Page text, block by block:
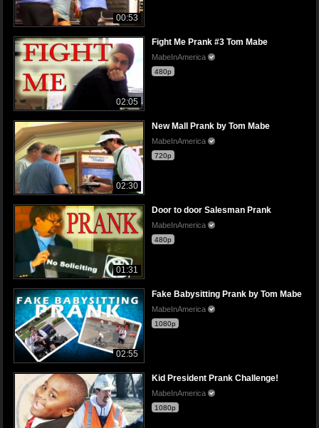
00:53
02:05
Fight Me Prank #3 Tom Mabe
MabeInAmerica
480p
02:30
New Mall Prank by Tom Mabe
MabeInAmerica
720p
01:31
Door to door Salesman Prank
MabeInAmerica
480p
02:55
Fake Babysitting Prank by Tom Mabe
MabeInAmerica
1080p
Kid President Prank Challenge!
MabeInAmerica
1080p